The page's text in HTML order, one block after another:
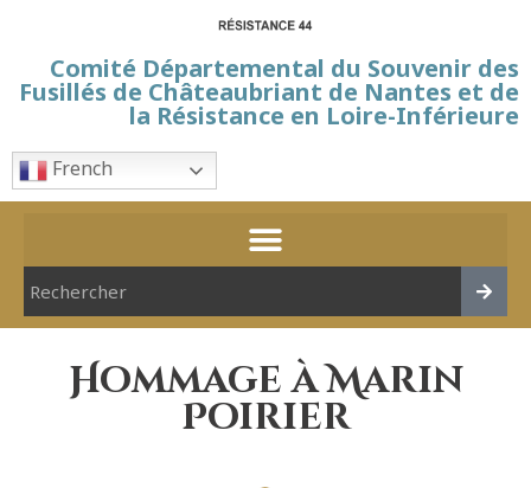
Comité Départemental du Souvenir des
Fusillés de Châteaubriant de Nantes et de
la Résistance en Loire-Inférieure
French
Hommage à Marin
Poirier